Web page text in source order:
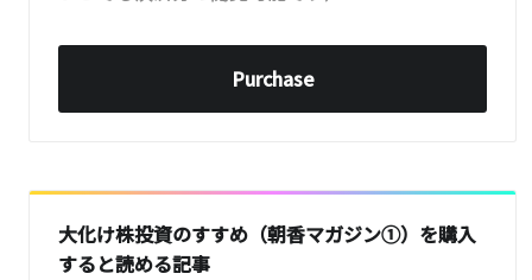
Purchase
大化け株投資のすすめ（朝香マガジン①）を購入
すると読める記事